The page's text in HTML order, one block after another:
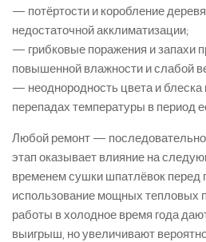
— потёртости и коробление
недостаточной акклиматизации;
— грибковые поражения и запахи
повышенной влажности и слабой
— неоднородность цвета и блеска
перепадах температуры в период
Любой ремонт —
этап оказывает влияние на
временем сушки шпатлёвок перед
использование мощных тепловых
работы в холодное время года
выигрыш, но увеличивают